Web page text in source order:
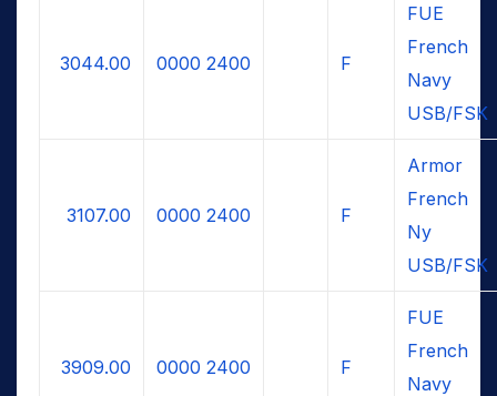
3044.00 0000 2400 F
FUE
French
Navy
USB/FSK
3107.00 0000 2400 F
Armor
French
Ny
USB/FSK
3909.00 0000 2400 F
FUE
French
Navy